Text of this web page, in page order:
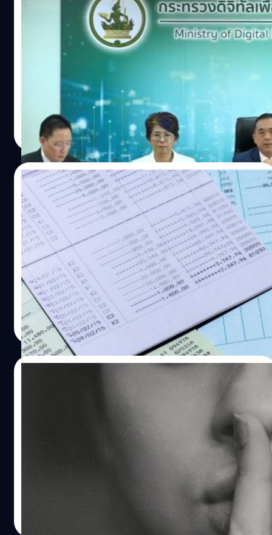
เริ่มใช้แล้ว พ.ร.ก.ปราบอาชญากรรมออนไลน์
มั่นใจลดปัญหาซิมผี – บัญชีม้าและการดูดเงิน
ผ่านช่องทางดิจิทัล
เว็บไซต์ราชกิจจานุเบกษา เผยแพร่ราชกิจจานุเบกษาเผยแพร่
พระราชกำหนดมาตรการป้องกันและปราบปรามอาชญากรรม
ทางเทคโนโลยี พ.ศ. 2566 เมื่อวันที่ 16 มีนาคม โดยมีผลบังคับ
ใช้ตั้งแต่วันนี้ (17 มีนาคม) เพื่อคุ้มครองประชาชนผู้ที่ถูกหลอก
ลวงจากมิจฉาชีพจะสูญเสียทรัพย์สิน ทั้งผ่านโทรศัพท์หรือวิธี
อื่น ๆ ทางอิเล็กทรอนิกส์ โดย พ.ร.ก. ฉบับนี้มีทั้งหมด 14
มาตรา สาระสำคัญที่น่าสนใจอยู่ที่ มาตรา 9 คือ ผู้ที่เปิดหรือ
ยอมให้บุคคลอื่นใช้บัญชีเงินฝาก บัตรเอทีเอ็ม หรืออี-มันนีของ
ตน โดยไม่ได้ใช้เพื่อตนหรือกิจการของตนเอง (บัญชีม้า) หรือ
ยินยอมให้บุคคลอื่นใช้ หรือยืมใช้เบอร์มือถือ โดยรู้หรือควรรู้
ว่าจะนำไปใช้กระทำความผิดเกี่ยวกับอาชญากรรมทาง
เทคโนโลยี หรือความผิดทางอาญาอื่นใด มีโทษจำคุกไม่เกิน 3
ปี หรือปรับไม่เกิน 300,000 บาท หรือทั้งจำทั้งปรับ มาตรา 10
คือ ผู้ใดเป็นธุระ จัดหา โฆษณา หรือให้มีการซื้อขาย ให้เช่า
หรือให้ยืมบัญชีเงินฝาก บัตรเอทีเอ็ม หรืออี-มันนี เพื่อใช้
กระทำความผิด มีโทษจำคุกตั้งแต่ 2 - 5…
พนิตา สืบสมุทร| 1241 days ago
Read More
14/02/2022
ดีอีเอสเล็งแก้กฎหมาย ยกระดับความผิด
‘บัญชีม้า’ เทียบเท่าคดีฟอกเงิน
นายชัยวุฒิ ธนาคมานุสรณ์ รัฐมนตรีว่าการกระทรวงดิจิทัลเพื่อ
เศรษฐกิจและสังคม (ดีอีเอส) เปิดเผยภายหลังการประชุม
คณะกรรมการป้องกันปราบปรามและแก้ไขปัญหา
อาชญากรรมทางออนไลน์ ครั้งที่ 1/2565 ว่าได้มีการพิจารณา
วาระสำคัญ 2 เรื่องหลัก ได้แก่ (1) แนวทางการเพิ่ม
ประสิทธิภาพการบังคับใช้กฎหมายในการแก้ปัญหา
อาชญากรรมออนไลน์ และ (2) การแจ้งเตือนประชาชนก่อน
โอนเงินและมาตรการแก้ปัญหาบัญชีม้า ตามแนวทางที่สมาคม
ธนาคารไทยและธนาคารแห่งประเทศไทย นำเสนอต่อที่
ประชุม โดยในส่วนของแนวทางการเพิ่มประสิทธิภาพการ
ปัจจุบัน สำนักงานคณะกรรมการป้องกันและปราบปรามการ
ฟอกเงิน (ปปง.) ได้เสนอแก้ไขเพิ่มเติม พ.ร.บ.ป้องกันและปราบ
ปรามการฟอกเงิน (ฉบับที่ ..) พ.ศ. .... โดยกำหนดให้
พฤติการณ์การเปิดบัญชีม้าเป็นความผิดตามพระราชบัญญัติ
ดังกล่าวแล้ว โดยระบุไว้ในร่างมาตรา 50 เพิ่มเติมมาตรา 61/3
ว่า ผู้ใดกระทำการอย่างหนึ่งอย่างใดดังต่อไปนี้ โดยรู้อยู่แล้ว
หรือมีเหตุอันควรรู้ว่า การกระทำดังกล่าวจะนำไปใช้ในการกระ
ทำความผิดมูลฐานหรือความผิด ฐานฟอกเงิน ต้องระวาง
โทษจำคุกไม่เกิน 3 ปี หรือปรับไม่เกิน 60,000 บาท หรือทั้งจำ
วาณิชชา สายเสมา| 1638 days ago
Read More
รัฐบาลเฉียดอันดับหนึ่งของโลก! รองแค่รัสเซีย
วันนี้เราจะมาแบไต๋ข้อมูลทั้งหมดกัน ดูสถิติกันหน่อยว่า
ประเทศไทยอยู่ส่วนไหนของโลกและมีอะไรที่น่าสนใจบ้างใน
การขอร้องกูเกิลให้ลบเนื้อหาต่าง ๆ ออกไป ในช่วงปี 2554